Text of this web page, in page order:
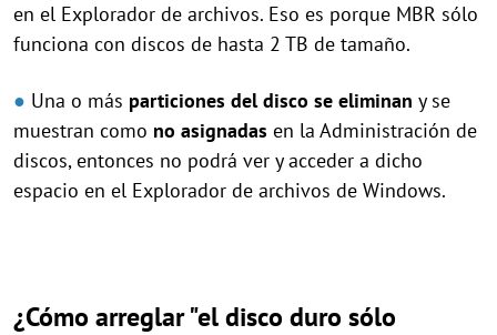
en el Explorador de archivos. Eso es porque MBR sólo
funciona con discos de hasta 2 TB de tamaño.
● Una o más particiones del disco se eliminan y se
muestran como no asignadas en la Administración de
discos, entonces no podrá ver y acceder a dicho
espacio en el Explorador de archivos de Windows.
¿Cómo arreglar "el disco duro sólo